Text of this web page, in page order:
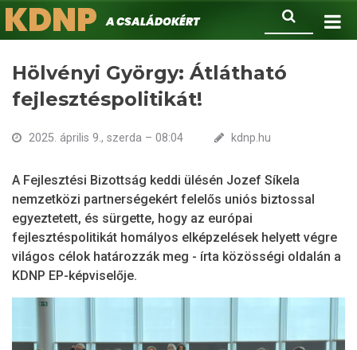
Ugrás
a
Keresés
KDNPA családokért.
Hölvényi György: Átlátható
fejlesztéspolitikát!
2025. április 9., szerda – 08:04 kdnp.hu
A Fejlesztési Bizottság keddi ülésén Jozef Síkela
nemzetközi partnerségekért felelős uniós biztossal
egyeztetett, és sürgette, hogy az európai
fejlesztéspolitikát homályos elképzelések helyett végre
világos célok határozzák meg - írta közösségi oldalán a
KDNP EP-képviselője.